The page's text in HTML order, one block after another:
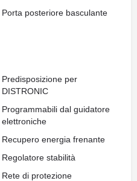
Porta posteriore basculante
Predisposizione per
DISTRONIC
Programmabili dal guidatore
elettroniche
Recupero energia frenante
Regolatore stabilità
Rete di protezione